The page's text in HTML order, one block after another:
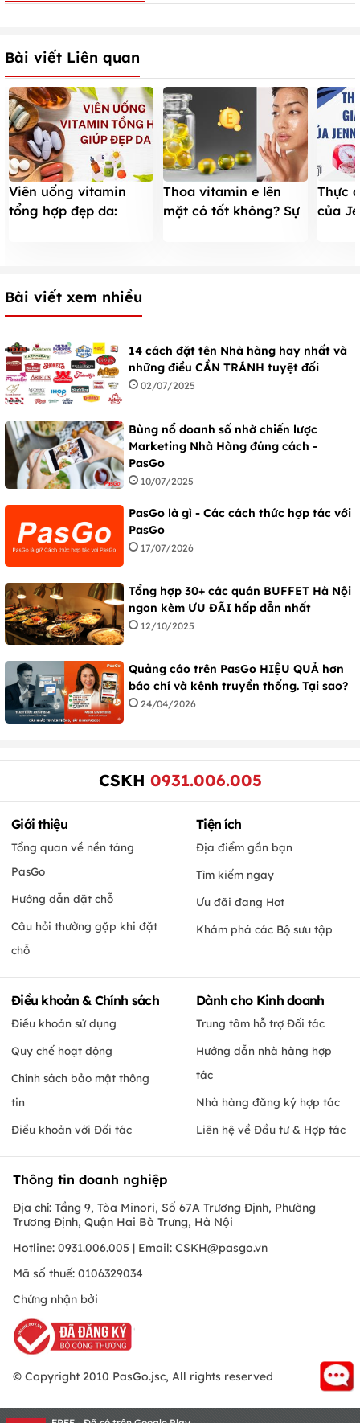
Bài viết Liên quan
Viên uống vitamin
tổng hợp đẹp da:
Thoa vitamin e lên
mặt có tốt không? Sự
Thực
của
Bài viết xem nhiều
14 cách đặt tên Nhà hàng hay nhất và
những điều CẦN TRÁNH tuyệt đối
02/07/2025
Bùng nổ doanh số nhờ chiến lược
Marketing Nhà Hàng đúng cách -
PasGo
10/07/2025
PasGo là gì - Các cách thức hợp tác với
PasGo
17/07/2026
Tổng hợp 30+ các quán BUFFET Hà Nội
ngon kèm ƯU ĐÃI hấp dẫn nhất
12/10/2025
Quảng cáo trên PasGo HIỆU QUẢ hơn
báo chí và kênh truyền thống. Tại sao?
24/04/2026
CSKH 0931.006.005
Giới thiệu
Tổng quan về nền tảng
PasGo
Hướng dẫn đặt chỗ
Câu hỏi thường gặp khi đặt
chỗ
Tiện ích
Địa điểm gần bạn
Tìm kiếm ngay
Ưu đãi đang Hot
Khám phá các Bộ sưu tập
Điều khoản & Chính sách
Điều khoản sử dụng
Quy chế hoạt động
Chính sách bảo mật thông
tin
Điều khoản với Đối tác
Dành cho Kinh doanh
Trung tâm hỗ trợ Đối tác
Hướng dẫn nhà hàng hợp
tác
Nhà hàng đăng ký hợp tác
Liên hệ về Đầu tư & Hợp tác
Thông tin doanh nghiệp
Địa chỉ: Tầng 9, Tòa Minori, Số 67A Trương Định, Phường
Trương Định, Quận Hai Bà Trưng, Hà Nội
Hotline: 0931.006.005 | Email: CSKH@pasgo.vn
Mã số thuế: 0106329034
Chứng nhận bởi
© Copyright 2010 PasGo.jsc, All rights reserved